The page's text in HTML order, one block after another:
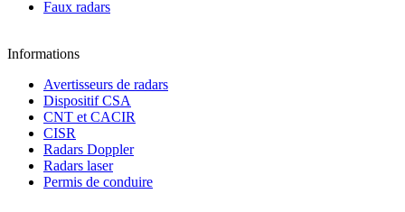
Faux radars
Informations
Avertisseurs de radars
Dispositif CSA
CNT et CACIR
CISR
Radars Doppler
Radars laser
Permis de conduire